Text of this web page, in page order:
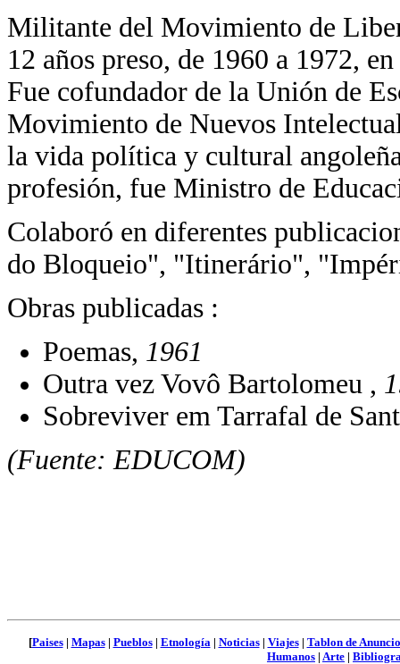
Militante del Movimiento de
12 años preso, de 1960 a 1972,
Fue cofundador de la Unión de
Movimiento de Nuevos
la vida política y cultural
profesión, fue Ministro de
Colaboró en diferentes
do Bloqueio", "Itinerário",
Obras publicadas :
Poemas, 1961
Outra vez Vovô Bartolomeu ,
Sobreviver em Tarrafal de
(Fuente: EDUCOM)
[Paises| Mapas| Pueblos| Etnología| Noticias| Viajes| Tablon de
Humanos | Arte |